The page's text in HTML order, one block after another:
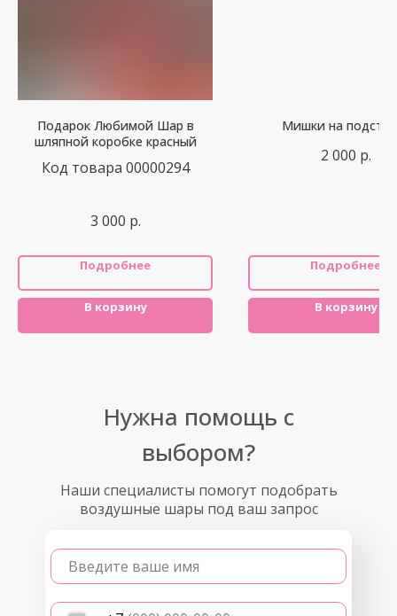
Подарок Любимой Шар в
шляпной коробке красный
Код товара 00000294
3 000 р.
Подробнее
В корзину
Мишки на
2 000 р.
Подробнее
В корзину
Наши специалисты помогут подобрать
воздушные шары под ваш запрос
Введите ваше имя
Нужна помощь с
выбором?